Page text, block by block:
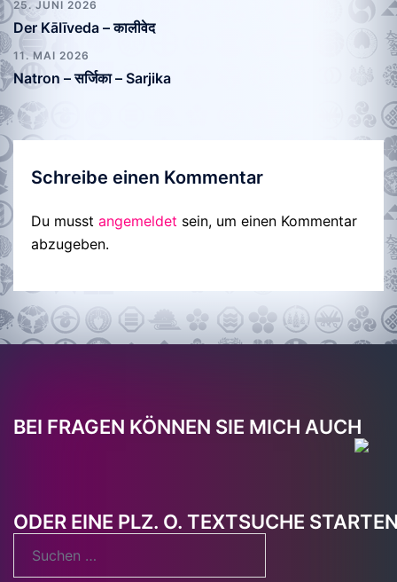
25. JUNI 2026
Der KāIīveda – कालीवेद
11. MAI 2026
Natron – सर्जिका – Sarjika
Schreibe einen Kommentar
Du musst angemeldet sein, um einen Kommentar
abzugeben.
BEI FRAGEN KÖNNEN SIE MICH AUCH
ODER EINE PLZ. O. TEXTSUCHE